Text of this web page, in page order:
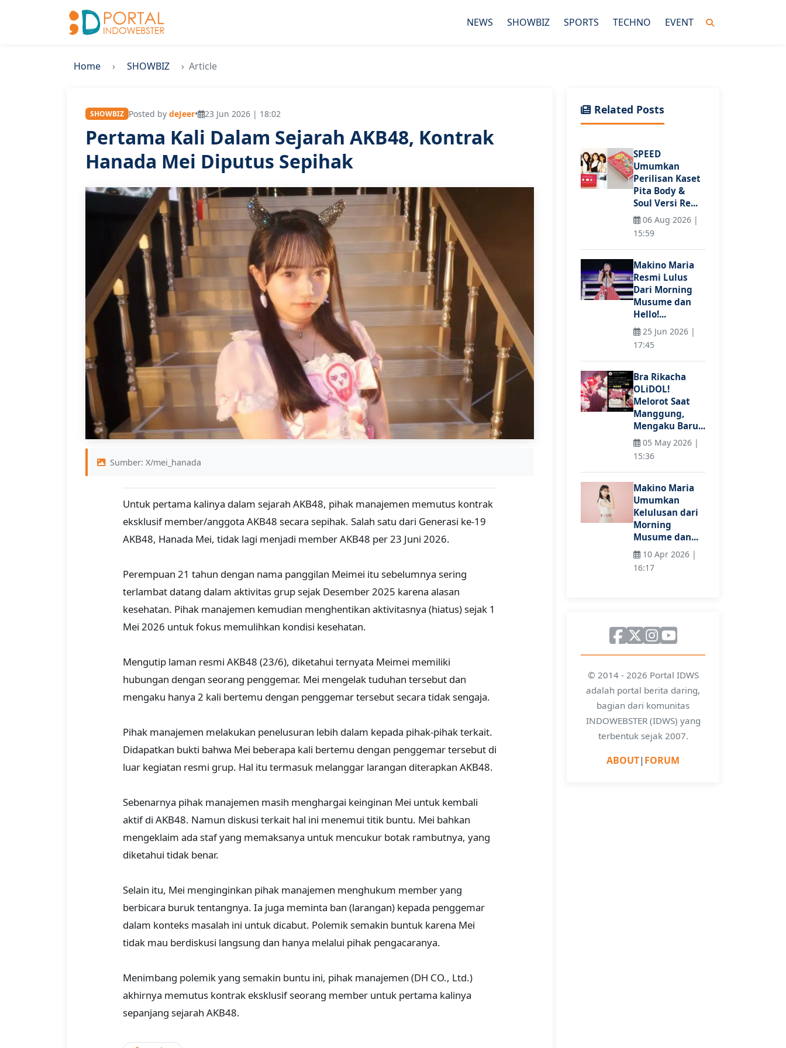
NEWS SHOWBIZ SPORTS TECHNO EVENT
Home SHOWBIZ Article
SHOWBIZ Posted by deJeer• 23 Jun 2026 | 18:02
Pertama Kali Dalam Sejarah AKB48, Kontrak
Hanada Mei Diputus Sepihak
Sumber: X/mei_hanada
Untuk pertama kalinya dalam sejarah AKB48, pihak manajemen memutus kontrak
eksklusif member/anggota AKB48 secara sepihak. Salah satu dari Generasi ke-19
AKB48, Hanada Mei, tidak lagi menjadi member AKB48 per 23 Juni 2026.
Perempuan 21 tahun dengan nama panggilan Meimei itu sebelumnya sering
terlambat datang dalam aktivitas grup sejak Desember 2025 karena alasan
kesehatan. Pihak manajemen kemudian menghentikan aktivitasnya (hiatus) sejak 1
Mei 2026 untuk fokus memulihkan kondisi kesehatan.
Mengutip laman resmi AKB48 (23/6), diketahui ternyata Meimei memiliki
hubungan dengan seorang penggemar. Mei mengelak tuduhan tersebut dan
mengaku hanya 2 kali bertemu dengan penggemar tersebut secara tidak sengaja.
Pihak manajemen melakukan penelusuran lebih dalam kepada pihak-pihak terkait.
Didapatkan bukti bahwa Mei beberapa kali bertemu dengan penggemar tersebut di
luar kegiatan resmi grup. Hal itu termasuk melanggar larangan diterapkan AKB48.
Sebenarnya pihak manajemen masih menghargai keinginan Mei untuk kembali
aktif di AKB48. Namun diskusi terkait hal ini menemui titik buntu. Mei bahkan
mengeklaim ada staf yang memaksanya untuk mencukur botak rambutnya, yang
diketahui tidak benar.
Selain itu, Mei menginginkan pihak manajemen menghukum member yang
berbicara buruk tentangnya. Ia juga meminta ban (larangan) kepada penggemar
dalam konteks masalah ini untuk dicabut. Polemik semakin buntuk karena Mei
tidak mau berdiskusi langsung dan hanya melalui pihak pengacaranya.
Menimbang polemik yang semakin buntu ini, pihak manajemen (DH CO., Ltd.)
akhirnya memutus kontrak eksklusif seorang member untuk pertama kalinya
sepanjang sejarah AKB48.
Related Posts
SPEED
Umumkan
Perilisan Kaset
Pita Body &
Soul Versi Re...
06 Aug 2026 |
15:59
Makino Maria
Resmi Lulus
Dari Morning
Musume dan
Hello!...
25 Jun 2026 |
17:45
Bra Rikacha
OLiDOL!
Melorot Saat
Manggung,
Mengaku Baru...
05 May 2026 |
15:36
Makino Maria
Umumkan
Kelulusan dari
Morning
Musume dan...
10 Apr 2026 |
16:17
© 2014 - 2026 Portal IDWS
adalah portal berita daring,
bagian dari komunitas
INDOWEBSTER (IDWS) yang
terbentuk sejak 2007.
ABOUT|FORUM